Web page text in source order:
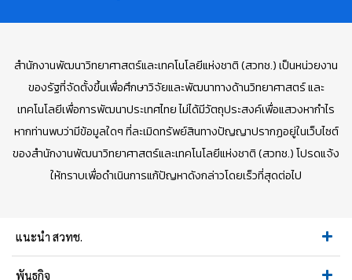
สำนักงานพัฒนาวิทยาศาสตร์และเทคโนโลยีแห่งชาติ (สวทช.) เป็นหน่วยงาน
ของรัฐที่จัดตั้งขึ้นเพื่อศึกษาวิจัยและพัฒนาทางด้านวิทยาศาสตร์ และ
เทคโนโลยีเพื่อการพัฒนาประเทศไทย ไม่ได้มีวัตถุประสงค์เพื่อแสวงหากำไร
หากท่านพบว่ามีข้อมูลใดๆ ที่ละเมิดทรัพย์สินทางปัญญาปรากฏอยู่ในเว็บไซต์
ของสำนักงานพัฒนาวิทยาศาสตร์และเทคโนโลยีแห่งชาติ (สวทช.) โปรดแจ้ง
ให้ทราบเพื่อดำเนินการแก้ปัญหาดังกล่าวโดยเร็วที่สุดต่อไป
แนะนำ สวทช.
พันธกิจ